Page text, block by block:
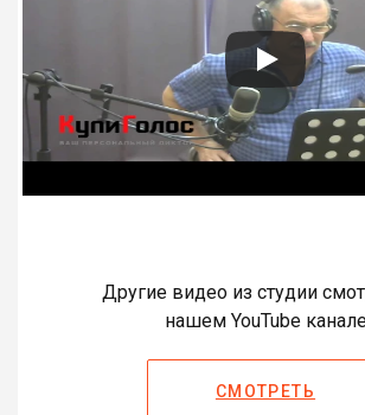
Другие видео из студии
нашем YouTube
СМОТРЕТЬ